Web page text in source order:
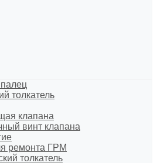
толкатель
клапана
винт клапана
ремонта ГРМ
толкатель